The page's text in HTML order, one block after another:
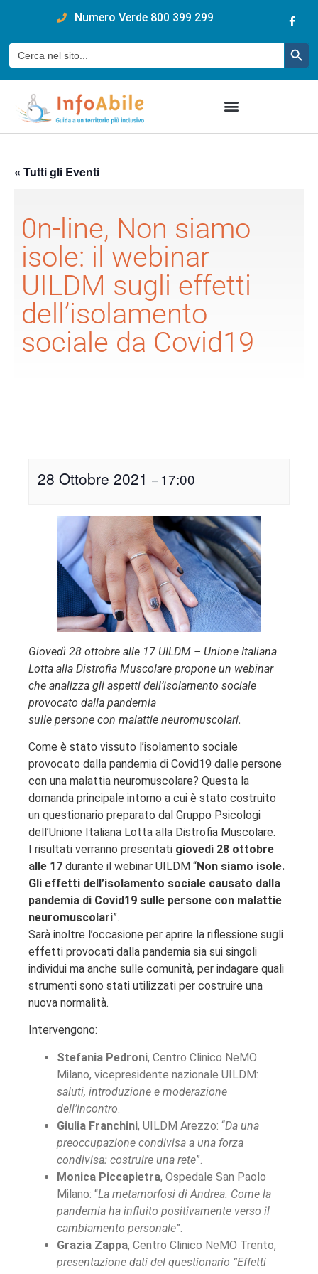
Numero Verde 800 399 299
Cerca:
« Tutti gli Eventi
0n-line, Non siamo
isole: il webinar
UILDM sugli effetti
dell’isolamento
sociale da Covid19
28 Ottobre 2021 – 17:00
Giovedì 28 ottobre alle 17 UILDM – Unione Italiana
Lotta alla Distrofia Muscolare propone un webinar
che analizza gli aspetti dell’isolamento sociale
provocato dalla pandemia
sulle persone con malattie neuromuscolari.
Come è stato vissuto l’isolamento sociale
provocato dalla pandemia di Covid19 dalle persone
con una malattia neuromuscolare? Questa la
domanda principale intorno a cui è stato costruito
un questionario preparato dal Gruppo Psicologi
dell’Unione Italiana Lotta alla Distrofia Muscolare.
I risultati verranno presentati giovedì 28 ottobre
alle 17 durante il webinar UILDM “Non siamo isole.
Gli effetti dell’isolamento sociale causato dalla
pandemia di Covid19 sulle persone con malattie
neuromuscolari”.
Sarà inoltre l’occasione per aprire la riflessione sugli
effetti provocati dalla pandemia sia sui singoli
individui ma anche sulle comunità, per indagare quali
strumenti sono stati utilizzati per costruire una
nuova normalità.
Intervengono:
Stefania Pedroni, Centro Clinico NeMO
Milano, vicepresidente nazionale UILDM:
saluti, introduzione e moderazione
dell’incontro.
Giulia Franchini, UILDM Arezzo: “Da una
preoccupazione condivisa a una forza
condivisa: costruire una rete”.
Monica Piccapietra, Ospedale San Paolo
Milano: “La metamorfosi di Andrea. Come la
pandemia ha influito positivamente verso il
cambiamento personale”.
Grazia Zappa, Centro Clinico NeMO Trento,
presentazione dati del questionario “Effetti